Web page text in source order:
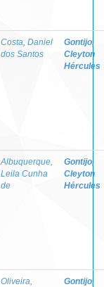
Costa, Daniel
dos Santos
Gontijo,
Cleyton
Hércules
Albuquerque,
Leila Cunha
de
Gontijo,
Cleyton
Hércules
Oliveira,
Gontijo,